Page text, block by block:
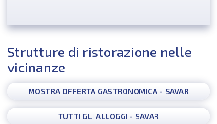
Strutture di ristorazione nelle
vicinanze
MOSTRA OFFERTA GASTRONOMICA - SAVAR
TUTTI GLI ALLOGGI - SAVAR